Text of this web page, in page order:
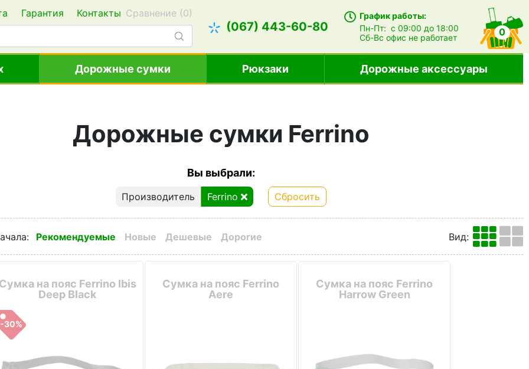
Гарантия Контакты Сравнение (0)
(067) 443-60-80
График работы:
Пн-Пт:с 09:00 до 18:00
Сб-Всофис не работает 0
Дорожные сумки Рюкзаки Дорожные аксессуары
Дорожные сумки Ferrino
Вы выбрали:
Производитель Ferrino Сбросить
: Рекомендуемые Новые Дешевые Дорогие Вид:
Сумка на пояс Ferrino Ibis
Deep Black
-30%
Сумка на пояс Ferrino
Aere
Сумка на пояс Ferrino
Harrow Green